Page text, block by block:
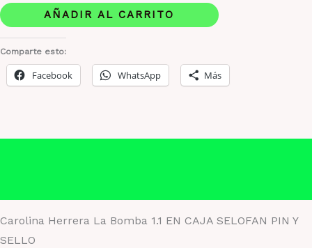
La
Bomba
cantidad
AÑADIR AL CARRITO
Comparte esto:
Facebook WhatsApp Más
Carolina Herrera La Bomba 1.1 EN CAJA SELOFAN PIN Y
SELLO